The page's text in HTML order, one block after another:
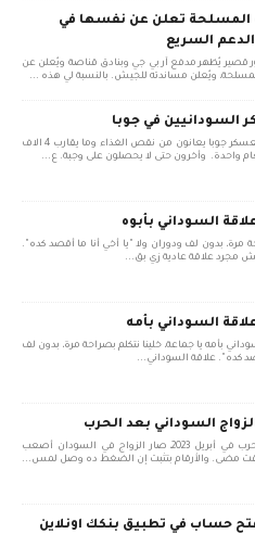
المسلحة تعلن عن نفسها في
السريع
يُظهر مدفع آر بي جي وبنادق قناصة ويُعلن عن
ويُعلن مساندته للجيش. بالنسبة لي هذه ...
السودانيين في جوبا
اللاجئين السودانيين في معسكر جوبا يعانون من نقص الغذاء وما يقارب 4 الاف
واحدة. وأخرون حتى لا يحصلون على وجبة. ع...
السوداني بأبوه
مرة، بدون لف ودوران ولا "يا أخي أنا ما أقصد كده".
مجرد علاقة عادية زي بق...
السوداني بأمه
بأمه يا جماعة، خلينا نتكلم بصراحة مرة، بدون لف
كده". علاقة السوداني...
السوداني بعد الحرب
المقدمة بعد ما بدأت الحرب في أبريل 2023، صار الزواج في السودان أصعب
وقت مضى. والأرقام بتثبت إن الضغط ده وصل لمس...
حساب في تطبيق بنكك اونلاين